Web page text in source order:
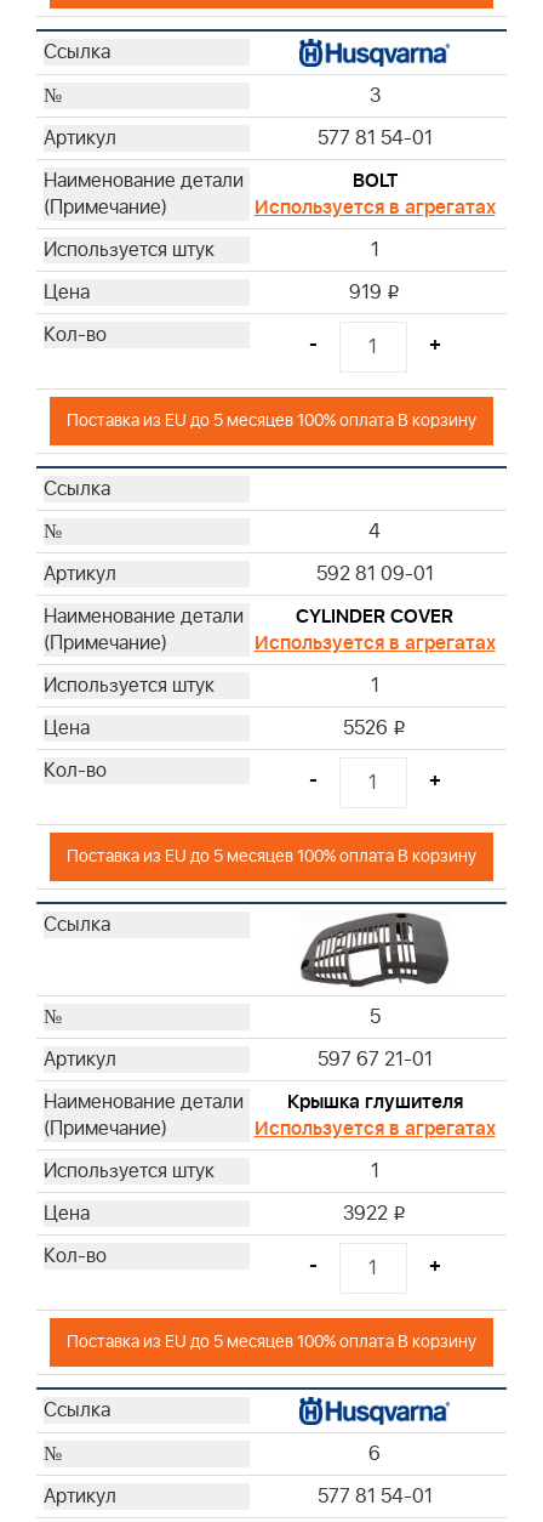
3
577 81 54-01
BOLT
Используется в агрегатах
1
919 i
- +
Поставка из EU до 5 месяцев 100% оплата В корзину
4
592 81 09-01
CYLINDER COVER
Используется в агрегатах
1
5526 i
- +
Поставка из EU до 5 месяцев 100% оплата В корзину
5
597 67 21-01
Крышка глушителя
Используется в агрегатах
1
3922 i
- +
Поставка из EU до 5 месяцев 100% оплата В корзину
6
577 81 54-01